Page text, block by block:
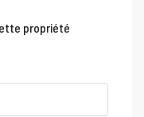
propriété